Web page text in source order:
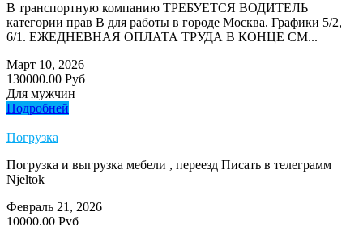
В транспортную компанию ТРЕБУЕТСЯ ВОДИТЕЛЬ
категории прав В для работы в городе Москва. Графики 5/2,
6/1. ЕЖЕДНЕВНАЯ ОПЛАТА ТРУДА В КОНЦЕ СМ...
Март 10, 2026
130000.00 Руб
Для мужчин
Подробней
Погрузка
Погрузка и выгрузка мебели , переезд Писать в телеграмм
Njeltok
Февраль 21, 2026
10000.00 Руб